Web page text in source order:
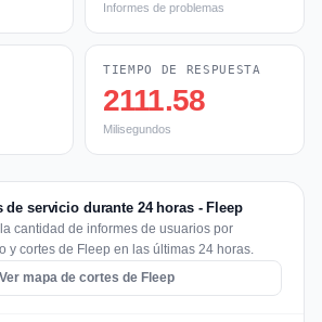
Informes de problemas
TIEMPO DE RESPUESTA
2111.58
Milisegundos
de servicio durante 24 horas - Fleep
cantidad de informes de usuarios por
y cortes de Fleep en las últimas 24 horas.
Ver mapa de cortes de Fleep